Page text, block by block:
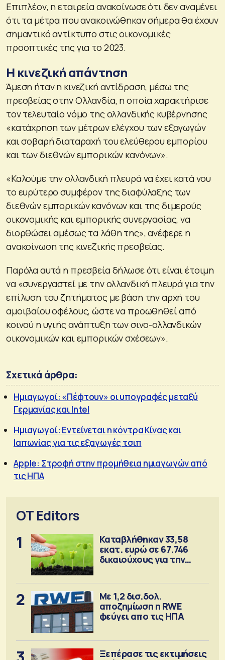
Επιπλέον, η εταιρεία ανακοίνωσε ότι δεν αναμένει
ότι τα μέτρα που ανακοινώθηκαν σήμερα θα έχουν
σημαντικό αντίκτυπο στις οικονομικές
προοπτικές της για το 2023.
Η κινεζική απάντηση
Άμεση ήταν η κινεζική αντίδραση, μέσω της
πρεσβείας στην Ολλανδία, η οποία χαρακτήρισε
τον τελευταίο νόμο της ολλανδικής κυβέρνησης
«κατάχρηση των μέτρων ελέγχου των εξαγωγών
και σοβαρή διαταραχή του ελεύθερου εμπορίου
και των διεθνών εμπορικών κανόνων».
«Καλούμε την ολλανδική πλευρά να έχει κατά νου
το ευρύτερο συμφέρον της διαφύλαξης των
διεθνών εμπορικών κανόνων και της διμερούς
οικονομικής και εμπορικής συνεργασίας, να
διορθώσει αμέσως τα λάθη της», ανέφερε η
ανακοίνωση της κινεζικής πρεσβείας.
Παρόλα αυτά η πρεσβεία δήλωσε ότι είναι έτοιμη
να «συνεργαστεί με την ολλανδική πλευρά για την
επίλυση του ζητήματος με βάση την αρχή του
αμοιβαίου οφέλους, ώστε να προωθηθεί από
κοινού η υγιής ανάπτυξη των σινο-ολλανδικών
οικονομικών και εμπορικών σχέσεων».
Σχετικά άρθρα:
Ημιαγωγοί: «Πέφτουν» οι υπογραφές μεταξύ
Γερμανίας και Intel
Ημιαγωγοί: Εντείνεται η κόντρα Κίνας και
Ιαπωνίας για τις εξαγωγές τσιπ
Apple: Στροφή στην προμήθεια ημιαγωγών από
τις ΗΠΑ
OT Editors
1
Καταβλήθηκαν 33,58
εκατ. ευρώ σε 67.746
δικαιούχους για την
2
Με 1,2 δισ.δολ.
αποζημίωση η RWE
φεύγει απο τις ΗΠΑ
Ξεπέρασε τις εκτιμήσεις